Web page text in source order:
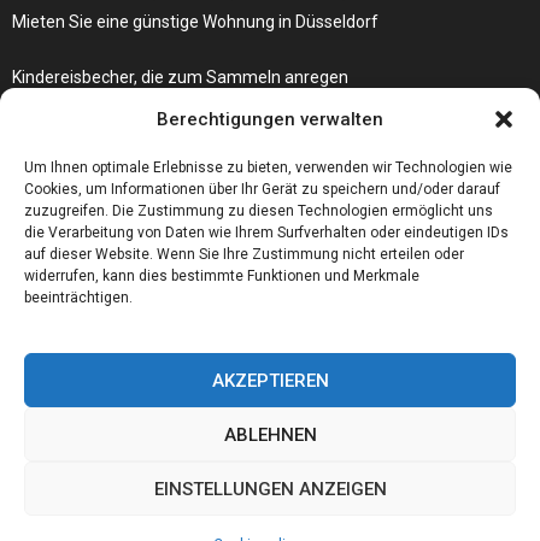
Berechtigungen verwalten
Um Ihnen optimale Erlebnisse zu bieten, verwenden wir Technologien wie
Cookies, um Informationen über Ihr Gerät zu speichern und/oder darauf
zuzugreifen. Die Zustimmung zu diesen Technologien ermöglicht uns
die Verarbeitung von Daten wie Ihrem Surfverhalten oder eindeutigen IDs
auf dieser Website. Wenn Sie Ihre Zustimmung nicht erteilen oder
widerrufen, kann dies bestimmte Funktionen und Merkmale
beeinträchtigen.
AKZEPTIEREN
ABLEHNEN
EINSTELLUNGEN ANZEIGEN
Mieten Sie eine günstige Wohnung in Düsseldorf
Kindereisbecher, die zum Sammeln anregen
Was passiert, wenn Ihre Autoschlüssel-Fernbedienung nicht mehr